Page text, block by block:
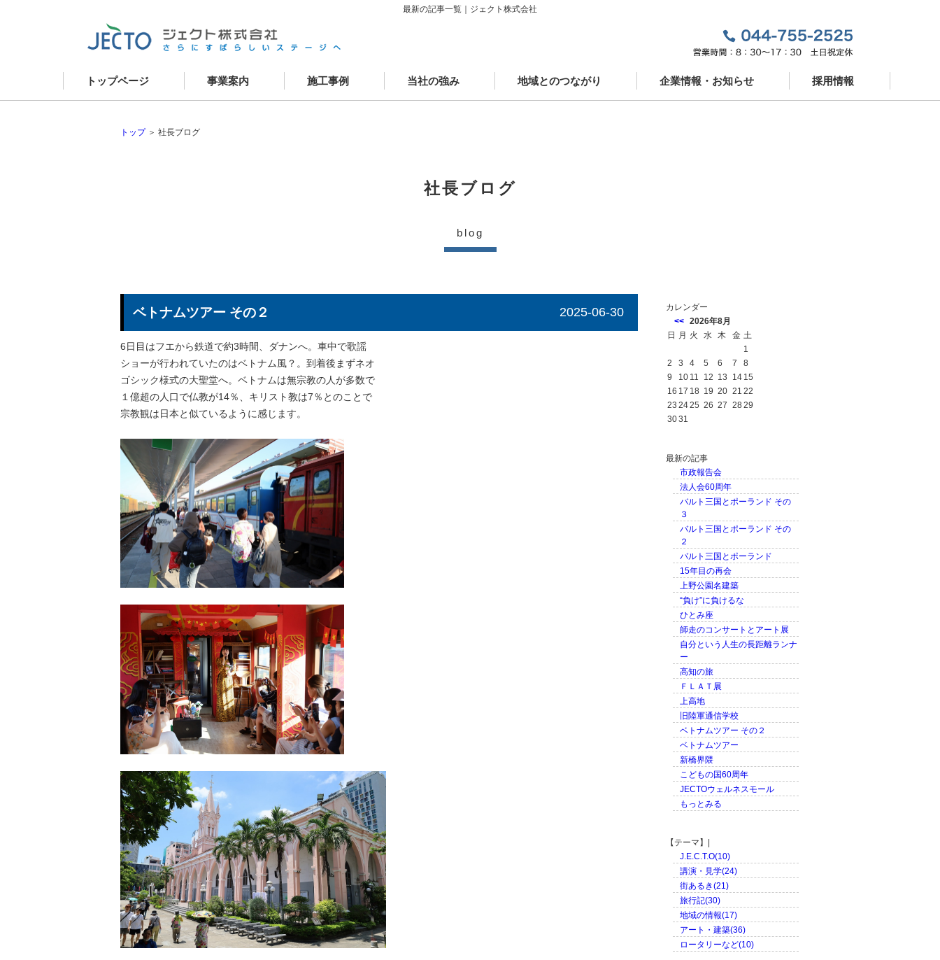
最新の記事一覧｜ジェクト株式会社
トップページ 事業案内
資産コンサルティング
建築事業
施工事例
新築施工事例
リニューアル施工事例
当社の強み 地域とのつながり 企業情報・お知らせ
企業情報
採用情報
トップ＞ 社長ブログ
社長ブログ
blog
ベトナムツアー その２ 2025-06-30
6日目はフエから鉄道で約3時間、ダナンへ。車中で歌謡
ショーが行われていたのはベトナム風？。到着後まずネオ
ゴシック様式の大聖堂へ。ベトナムは無宗教の人が多数で
１億超の人口で仏教が14％、キリスト教は7％とのことで
宗教観は日本と似ているように感じます。
カレンダー
<<
2026年8月
日
月 火 水 木 金 土
1
2
3 4 5 6 7
8
9
10 11 12 13 14 15
16 17 18 19 20 21 22
23 2425 26 27 2829
3031
最新の記事
市政報告会
法人会60周年
バルト三国とポーランド その
３
バルト三国とポーランド その
２
バルト三国とポーランド
15年目の再会
上野公園名建築
“負け”に負けるな
ひとみ座
師走のコンサートとアート展
自分という人生の長距離ランナ
ー
高知の旅
ＦＬＡＴ展
上高地
旧陸軍通信学校
ベトナムツアー その２
ベトナムツアー
新橋界隈
こどもの国60周年
JECTOウェルネスモール
もっとみる
【テーマ】|
J.E.C.T.O(10)
講演・見学(24)
街あるき(21)
旅行記(30)
地域の情報(17)
アート・建築(36)
ロータリーなど(10)